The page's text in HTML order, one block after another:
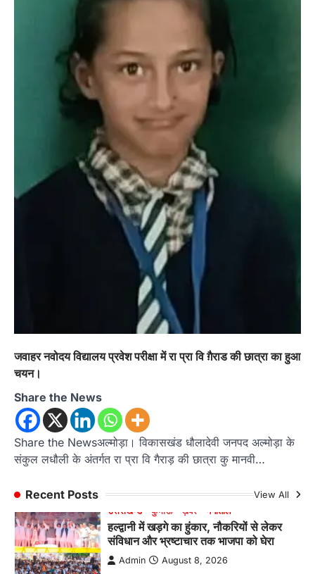
जवाहर नवोदय विद्यालय प्रवेश परीक्षा में रा प्रा वि ग़ैराड की छात्रा का हुआ
चयन।
Share the News
Share the Newsअल्मोड़ा‌। विकासखंड धौलादेवी जनपद अल्मोड़ा के
संकुल लधौली के अंतर्गत रा प्रा वि गैराड़ की छात्रा कु मानवी…
Recent Posts View All
घमासान, एसएसपी कार्यालय में धरने पर बैठे
Admin August 8, 2026
कांग्रेस कार्यकर्ताओं की बसें रोकने का आरोप, एसएसपी
ऑफिस में धरने पर बैठे गोदियाल और…
उत्तराखण्ड कुमाऊं
मानिला देवी मंदिर में श्रीमद्भागवत कथा के चतुर्थ
दिवस धूमधाम से मनाया गया श्रीकृष्ण जन्मोत्सव,
राज्य मंत्री कैलाश पंत ने किया कथा श्रवण
Admin August 6, 2026
रानीखेत। मानिला देवी मंदिर, कमराड़/विनायक क्षेत्र में
आयोजित श्रीमद्भागवत कथा के चतुर्थ दिवस गुरुवार को…
1
अल्मोड़ा उत्तराखण्ड ख़बरें
इंटर-एपीएस सेंट्रल कमांड चेस क्लस्टर-2 में
याग्यिका कुंद्रा ने लहराया परचम, अंडर-14 वर्ग
में हासिल किया प्रथम स्थान
Admin August 8, 2026
रानीखेत। आर्मी पब्लिक स्कूल रानीखेत की प्रतिभाशाली
2
संविधान और भ्रष्टाचार तक भाजपा को घेरा
Admin
हल्द्वानी में आयोजित विजय शंखनाद रैली को संबोधित करते
हुए कांग्रेस के राष्ट्रीय अध्यक्ष मल्लिकार्जुन…
उत्तराखण्ड कुमाऊं ख़बरें नैनीताल
खड़गे की रैली से पहले हल्द्वानी में सियासी
घमासान, एसएसपी कार्यालय में धरने पर बैठे
कांग्रेस नेता
Admin August 8, 2026